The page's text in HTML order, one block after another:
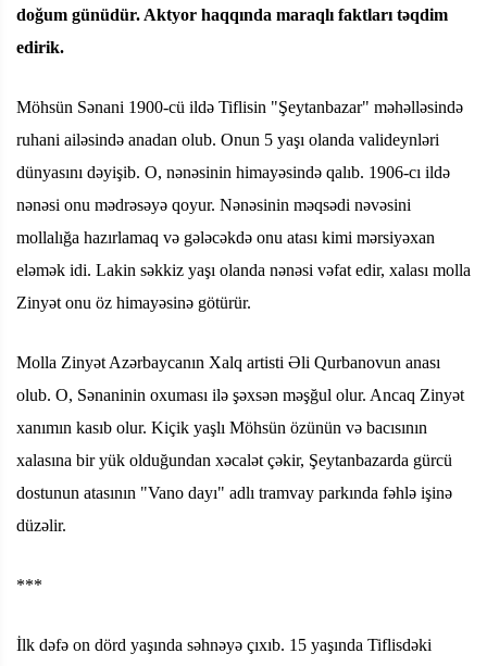
doğum günüdür. Aktyor haqqında maraqlı faktları təqdim
edirik.
Möhsün Sənani 1900-cü ildə Tiflisin "Şeytanbazar" məhəlləsində
ruhani ailəsində anadan olub. Onun 5 yaşı olanda valideynləri
dünyasını dəyişib. O, nənəsinin himayəsində qalıb. 1906-cı ildə
nənəsi onu mədrəsəyə qoyur. Nənəsinin məqsədi nəvəsini
mollalığa hazırlamaq və gələcəkdə onu atası kimi mərsiyəxan
eləmək idi. Lakin səkkiz yaşı olanda nənəsi vəfat edir, xalası molla
Zinyət onu öz himayəsinə götürür.
Molla Zinyət Azərbaycanın Xalq artisti Əli Qurbanovun anası
olub. O, Sənaninin oxuması ilə şəxsən məşğul olur. Ancaq Zinyət
xanımın kasıb olur. Kiçik yaşlı Möhsün özünün və bacısının
xalasına bir yük olduğundan xəcalət çəkir, Şeytanbazarda gürcü
dostunun atasının "Vano dayı" adlı tramvay parkında fəhlə işinə
düzəlir.
***
İlk dəfə on dörd yaşında səhnəyə çıxıb. 15 yaşında Tiflisdəki